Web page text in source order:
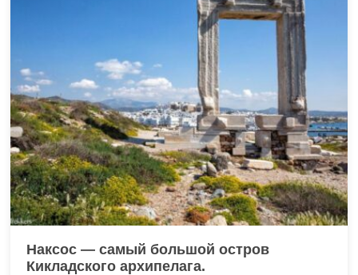
Наксос — самый большой остров
Кикладского архипелага.